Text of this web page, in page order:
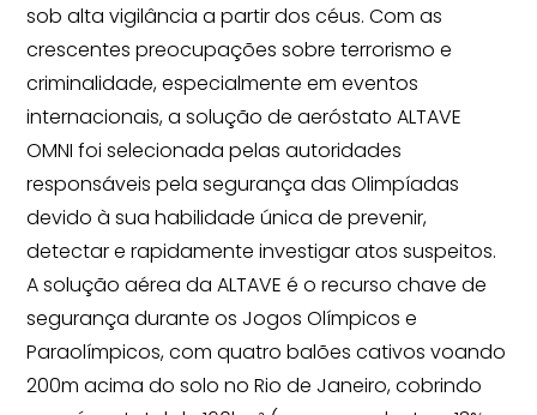
sob alta vigilância a partir dos céus. Com as
crescentes preocupações sobre terrorismo e
criminalidade, especialmente em eventos
internacionais, a solução de aeróstato ALTAVE
OMNI foi selecionada pelas autoridades
responsáveis pela segurança das Olimpíadas
devido à sua habilidade única de prevenir,
detectar e rapidamente investigar atos suspeitos.
A solução aérea da ALTAVE é o recurso chave de
segurança durante os Jogos Olímpicos e
Paraolímpicos, com quatro balões cativos voando
200m acima do solo no Rio de Janeiro, cobrindo